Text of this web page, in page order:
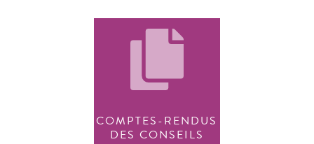
COMPTES-RENDUS
DES CONSEILS